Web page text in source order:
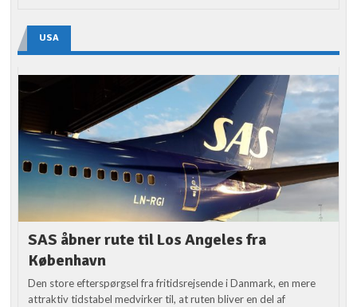
USA
SAS åbner rute til Los Angeles fra
København
Den store efterspørgsel fra fritidsrejsende i Danmark, en mere
attraktiv tidstabel medvirker til, at ruten bliver en del af